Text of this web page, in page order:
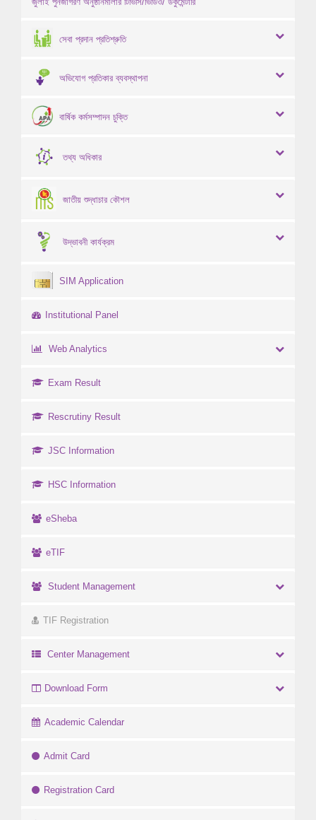
সেবা প্রদান প্রতিশ্রুতি
অভিযোগ প্রতিকার ব্যবস্থাপনা
বার্ষিক কর্মসম্পাদন চুক্তি
তথ্য অধিকার
জাতীয় শুদ্ধাচার কৌশল
উদ্ভাবনী কার্যক্রম
SIM Application
Institutional Panel
Web Analytics
Exam Result
Rescrutiny Result
JSC Information
HSC Information
eSheba
eTIF
Student Management
TIF Registration
Center Management
Download Form
Academic Calendar
Admit Card
Registration Card